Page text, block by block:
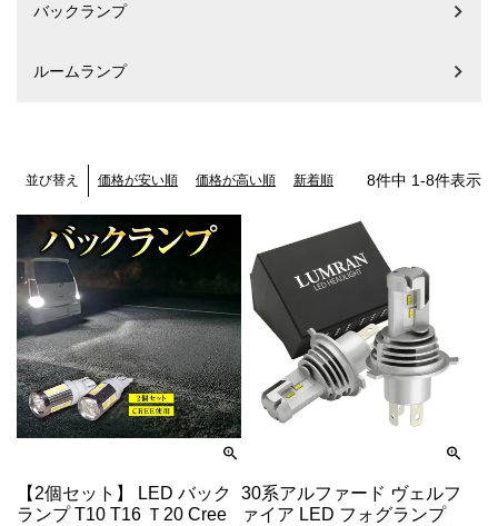
バックランプ
ルームランプ
並び替え 価格が安い順 価格が高い順 新着順 8件中 1-8件表示
【2個セット】 LED バック
ランプ T10 T16 Ｔ20 Cree
30系アルファード ヴェルフ
ァイア LED フォグランプ